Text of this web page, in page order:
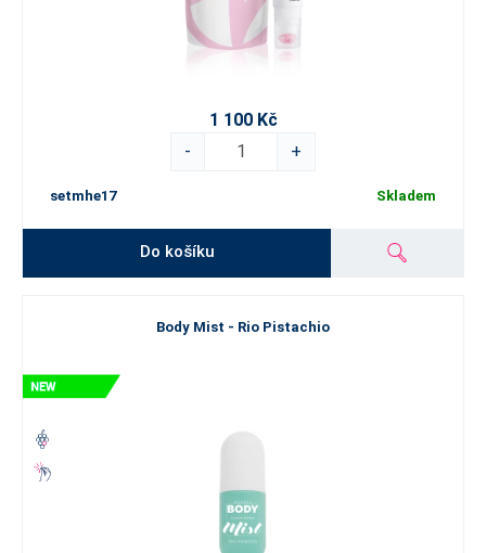
1 100 Kč
-
+
setmhe17 Skladem
Do košíku
Body Mist - Rio Pistachio